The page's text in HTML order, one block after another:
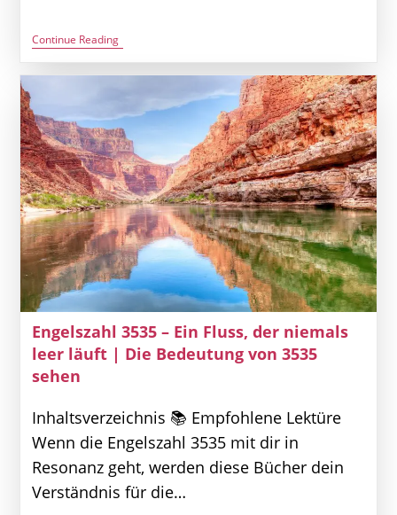
Continue ReadingEngelszahl
555
–
Göttlichkeit
|
555
Bedeutung
Sehen
Engelszahl 3535 – Ein Fluss, der niemals
leer läuft | Die Bedeutung von 3535
sehen
Inhaltsverzeichnis 📚 Empfohlene Lektüre
Wenn die Engelszahl 3535 mit dir in
Resonanz geht, werden diese Bücher dein
Verständnis für die…